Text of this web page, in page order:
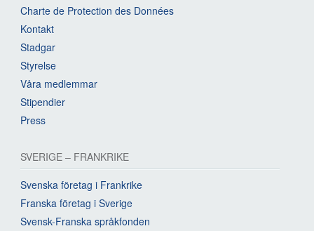
Charte de Protection des Données
Kontakt
Stadgar
Styrelse
Våra medlemmar
Stipendier
Press
SVERIGE – FRANKRIKE
Svenska företag i Frankrike
Franska företag i Sverige
Svensk-Franska språkfonden